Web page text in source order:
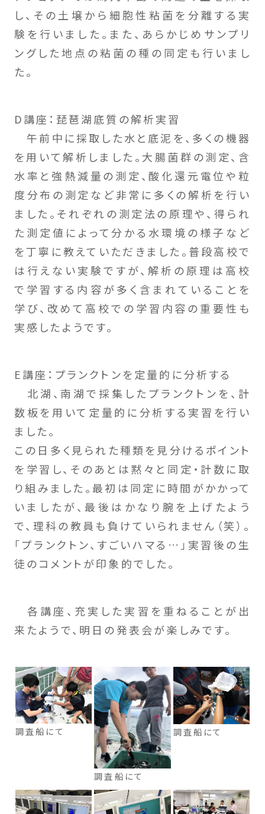
し、その土壌から細胞性粘菌を分離する実
験を行いました。また、あらかじめサンプリ
ングした地点の粘菌の種の同定も行いまし
た。
D講座：琵琶湖底質の解析実習
午前中に採取した水と底泥を、多くの機器
を用いて解析しました。大腸菌群の測定、含
水率と強熱減量の測定、酸化還元電位や粒
度分布の測定など非常に多くの解析を行い
ました。それぞれの測定法の原理や、得られ
た測定値によって分かる水環境の様子など
を丁寧に教えていただきました。普段高校で
は行えない実験ですが、解析の原理は高校
で学習する内容が多く含まれていることを
学び、改めて高校での学習内容の重要性も
実感したようです。
E講座：プランクトンを定量的に分析する
北湖、南湖で採集したプランクトンを、計
数板を用いて定量的に分析する実習を行い
ました。
この日多く見られた種類を見分けるポイント
を学習し、そのあとは黙々と同定・計数に取
り組みました。最初は同定に時間がかかって
いましたが、最後はかなり腕を上げたよう
で、理科の教員も負けていられません（笑）。
「プランクトン、すごいハマる…」実習後の生
徒のコメントが印象的でした。
各講座、充実した実習を重ねることが出
来たようで、明日の発表会が楽しみです。
調査船にて
調査船にて
調査船にて